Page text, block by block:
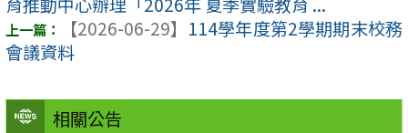
相關公告
【2026-06-29】 114學年度第2學期期末校務
會議資料